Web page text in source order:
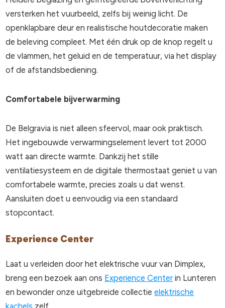
versterken het vuurbeeld, zelfs bij weinig licht. De
openklapbare deur en realistische houtdecoratie maken
de beleving compleet. Met één druk op de knop regelt u
de vlammen, het geluid en de temperatuur, via het display
of de afstandsbediening.
Comfortabele bijverwarming
De Belgravia is niet alleen sfeervol, maar ook praktisch.
Het ingebouwde verwarmingselement levert tot 2000
watt aan directe warmte. Dankzij het stille
ventilatiesysteem en de digitale thermostaat geniet u van
comfortabele warmte, precies zoals u dat wenst.
Aansluiten doet u eenvoudig via een standaard
stopcontact.
Experience Center
Laat u verleiden door het elektrische vuur van Dimplex,
breng een bezoek aan ons Experience Center in Lunteren
en bewonder onze uitgebreide collectieelektrische
kachels zelf.